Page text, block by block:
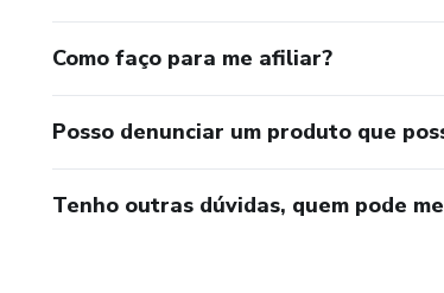
Como faço para me afiliar?
Posso denunciar um produto que
Tenho outras dúvidas, quem pode